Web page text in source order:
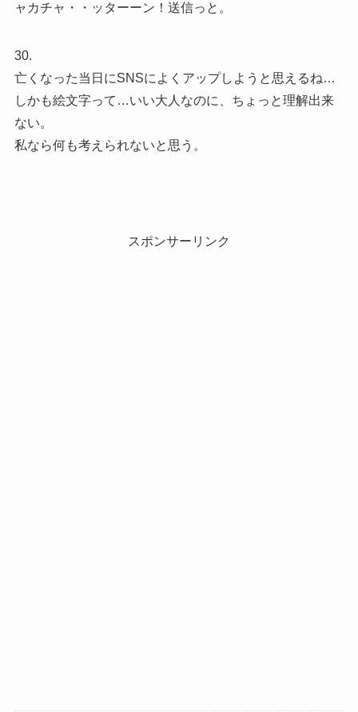
ャカチャ・・ッターーン！送信っと。
30.
亡くなった当日にSNSによくアップしようと思えるね…
しかも絵文字って…いい大人なのに、ちょっと理解出来
ない。
私なら何も考えられないと思う。
スポンサーリンク